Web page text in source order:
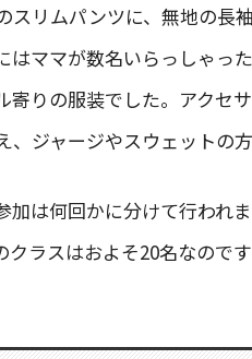
スリムパンツに、無地の長
はママが数名いらっしゃっ
りの服装でした。アクセ
、ジャージやスウェットの
加は何回かに分けて行われ
クラスはおよそ20名なので